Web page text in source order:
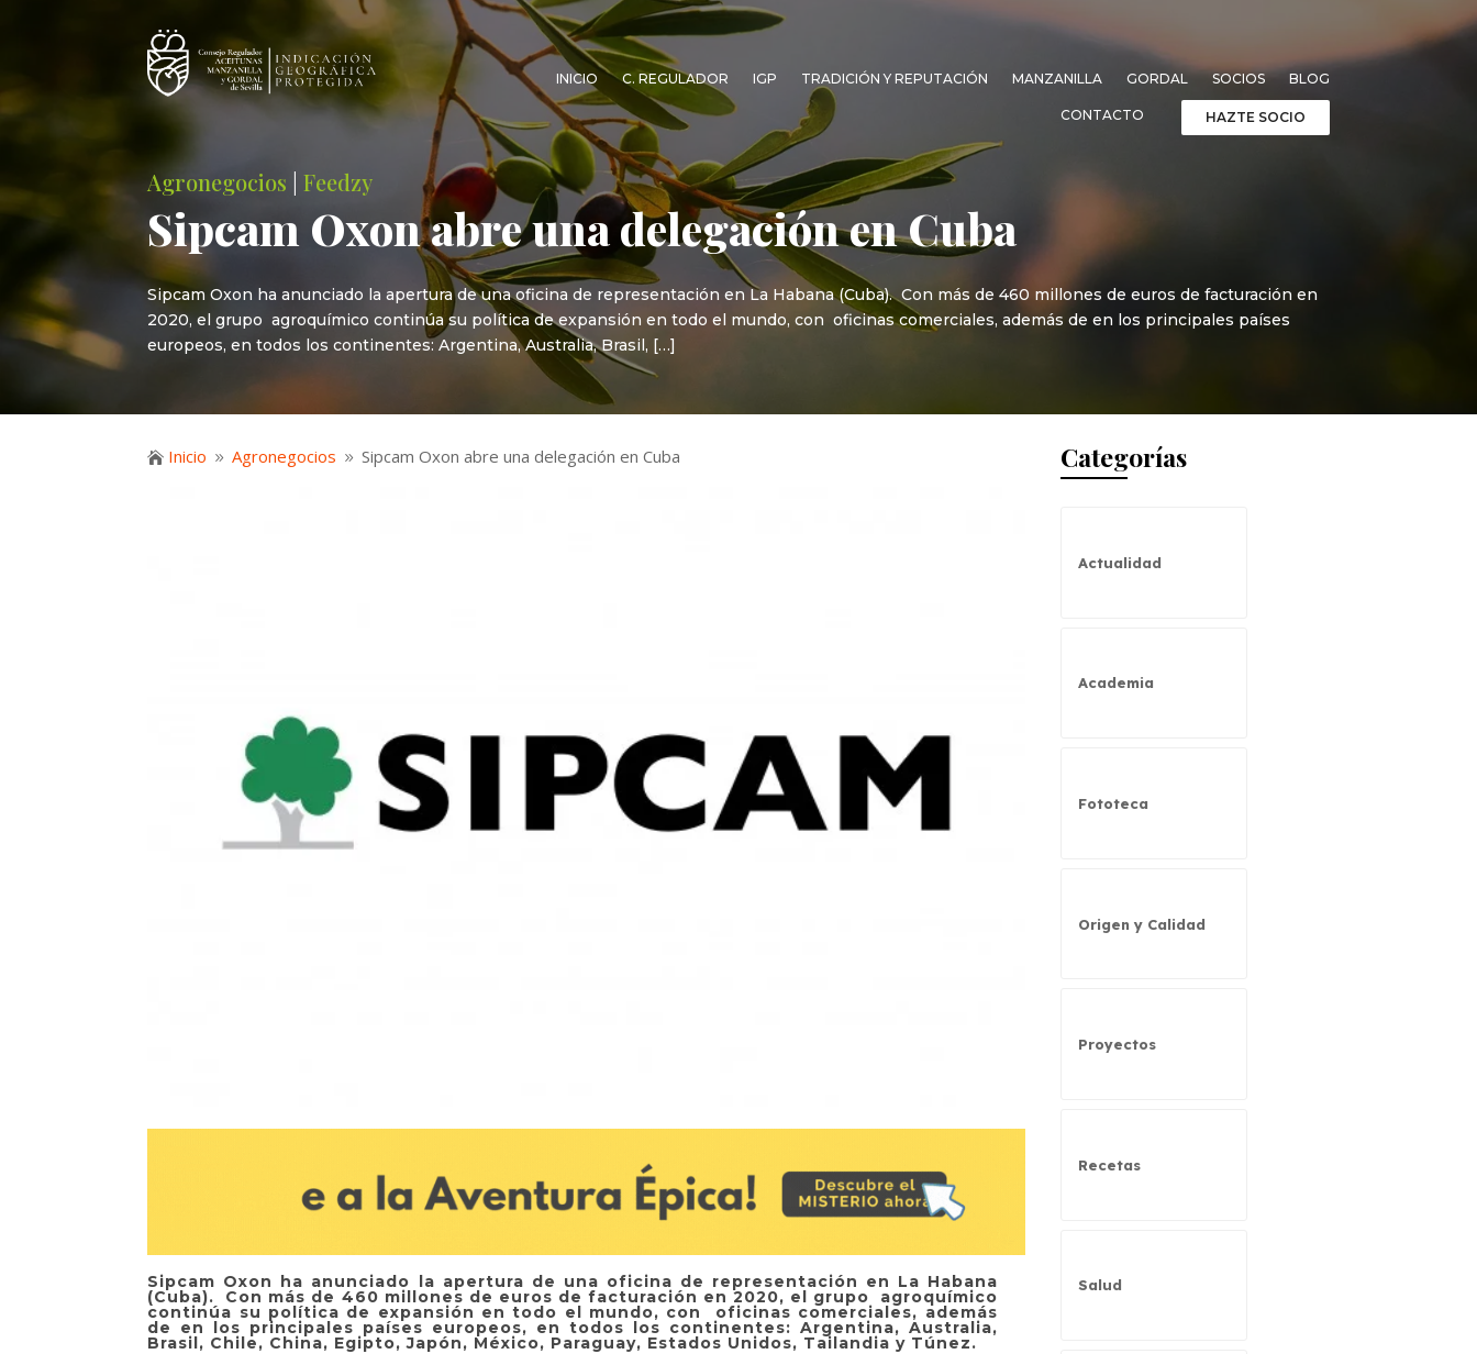
INICIO C. REGULADOR IGP TRADICIÓN Y REPUTACIÓN MANZANILLA GORDAL SOCIOS BLOG
CONTACTO HAZTE SOCIO
Agronegocios |Feedzy
Sipcam Oxon abre una delegación en Cuba
Sipcam Oxon ha anunciado la apertura de una oficina de representación en La Habana (Cuba). Con más de 460 millones de euros de facturación en
2020, el grupo agroquímico continúa su política de expansión en todo el mundo, con oficinas comerciales, además de en los principales países
europeos, en todos los continentes: Argentina, Australia, Brasil, […]
 Inicio 9 Agronegocios 9 Sipcam Oxon abre una delegación en Cuba
Sipcam Oxon ha anunciado la apertura de una oficina de representación en La Habana
(Cuba). Con más de 460 millones de euros de facturación en 2020, el grupo agroquímico
continúa su política de expansión en todo el mundo, con oficinas comerciales, además
de en los principales países europeos, en todos los continentes: Argentina, Australia,
Brasil, Chile, China, Egipto, Japón, México, Paraguay, Estados Unidos, Tailandia y Túnez.
Categorías
Actualidad
Academia
Fototeca
Origen y Calidad
Proyectos
Recetas
Salud